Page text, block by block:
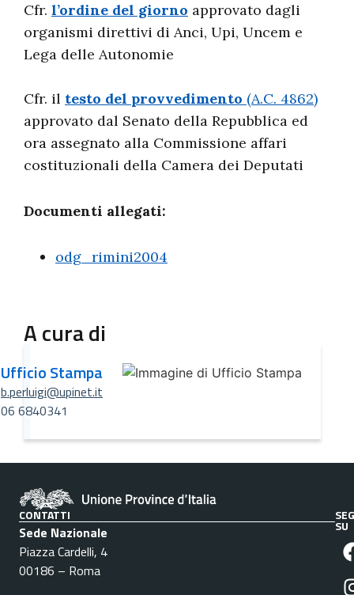
Cfr. l’ordine del giorno approvato dagli
organismi direttivi di Anci, Upi, Uncem e
Lega delle Autonomie
Cfr. il testo del provvedimento (A.C. 4862)
approvato dal Senato della Repubblica ed
ora assegnato alla Commissione affari
costituzionali della Camera dei Deputati
Documenti allegati:
odg_rimini2004
A cura di
Ufficio Stampa
b.perluigi@upinet.it
06 6840341
CONTATTI
Sede Nazionale
Piazza Cardelli, 4
00186 – Roma
SU